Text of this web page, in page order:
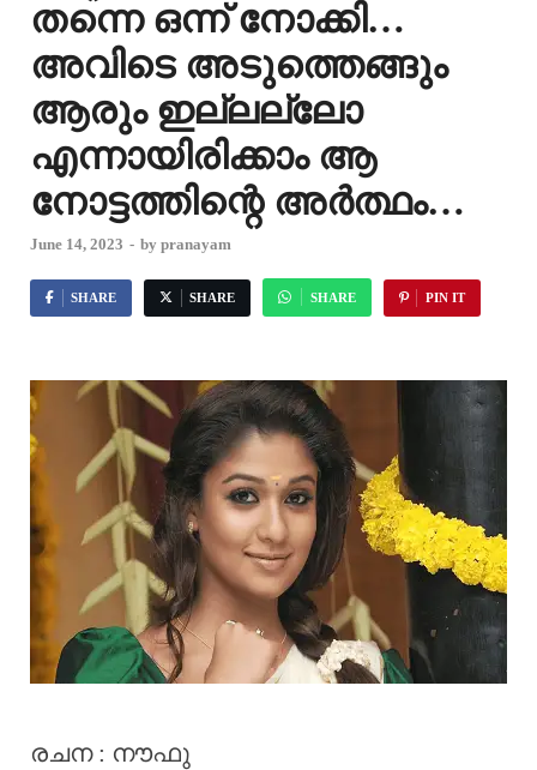
തന്നെ ഒന്ന് നോക്കി…
അവിടെ അടുത്തെങ്ങും
ആരും ഇല്ലല്ലോ
എന്നായിരിക്കാം ആ
നോട്ടത്തിന്റെ അർത്ഥം…
June 14, 2023 - by pranayam
SHARE SHARE SHARE PIN IT
രചന : നൗഫു